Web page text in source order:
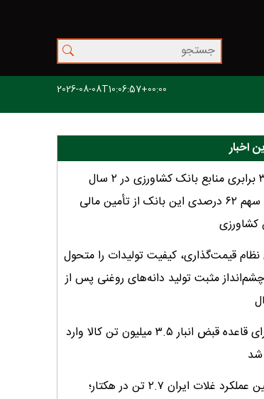
2026-08-08T10:06:57+00:00
اخبار
رشد ۳ برابری منابع بانک کشاورزی در ۲ سال
اخیر/ سهم ۶۲ درصدی این بانک از تأمین مالی
قیمت‌گذاری، کیفیت تولیدات را متحول
مثبت تولید دانه‌های روغنی پس از
با اجرای قاعده قبض انبار ۳.۵ میلیون تن کالا وارد
میانگین عملکرد غلات ایران ۲.۷ تن در هکتار؛